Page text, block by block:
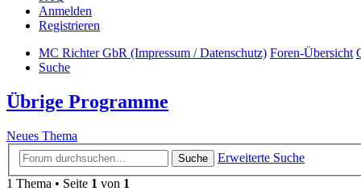
Anmelden
Registrieren
MC Richter GbR (Impressum / Datenschutz) Foren-Übersicht
Suche
Übrige Programme
Neues Thema
Suche
Erweiterte Suche
1 Thema • Seite 1 von 1